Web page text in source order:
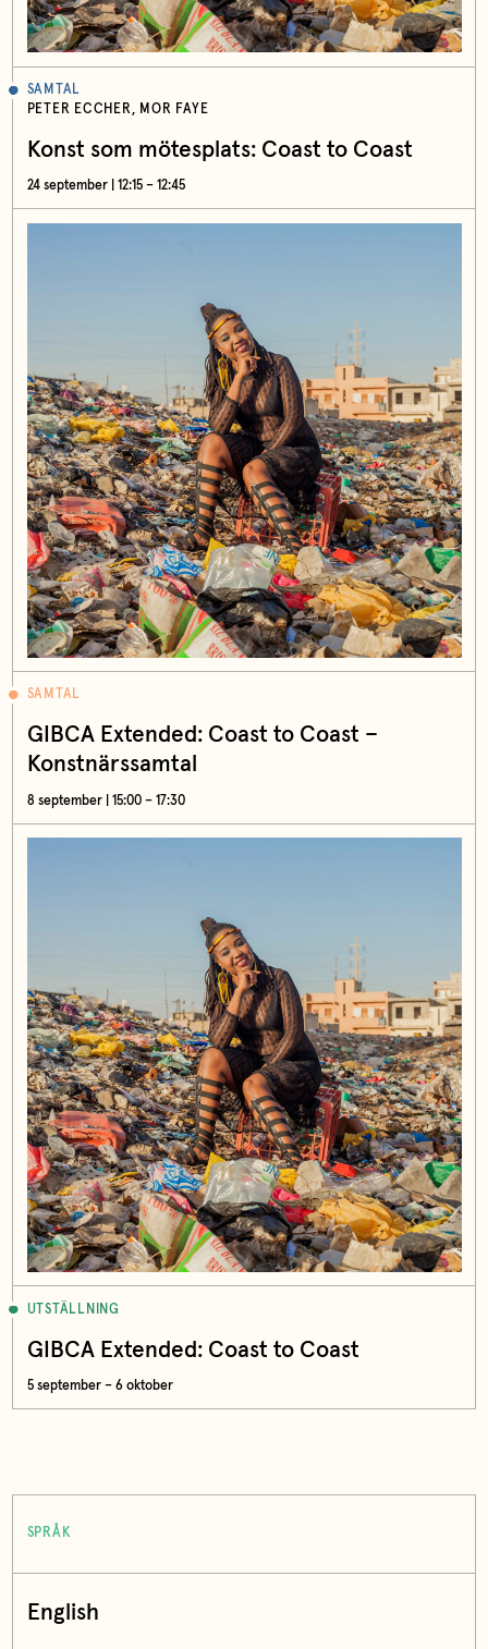
SAMTAL
PETER ECCHER, MOR FAYE
Konst som mötesplats: Coast to Coast
24 september | 12:15 – 12:45
SAMTAL
GIBCA Extended: Coast to Coast –
Konstnärssamtal
8 september | 15:00 – 17:30
UTSTÄLLNING
GIBCA Extended: Coast to Coast
5 september – 6 oktober
SPRÅK
English